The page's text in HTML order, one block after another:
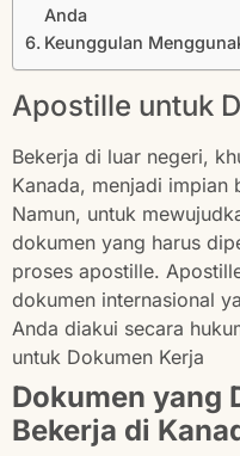
Anda
Keunggulan
Apostille untuk
Bekerja di luar negeri,
Kanada, menjadi impian
Namun, untuk
dokumen yang harus
proses apostille.
dokumen internasional
Anda diakui secara
untuk Dokumen Kerja
Dokumen yang
Bekerja di